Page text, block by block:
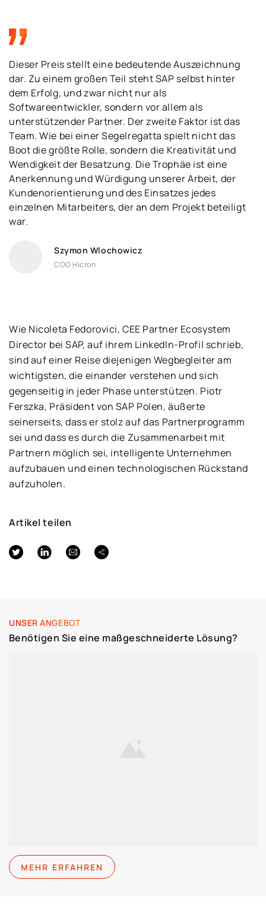
UNSER ANGEBOT
Benötigen Sie eine maßgeschneiderte Lösung?
MEHR ERFAHREN
Dieser Preis stellt eine bedeutende Auszeichnung
dar. Zu einem großen Teil steht SAP selbst hinter
dem Erfolg, und zwar nicht nur als
Softwareentwickler, sondern vor allem als
unterstützender Partner. Der zweite Faktor ist das
Team. Wie bei einer Segelregatta spielt nicht das
Boot die größte Rolle, sondern die Kreativität und
Wendigkeit der Besatzung. Die Trophäe ist eine
Anerkennung und Würdigung unserer Arbeit, der
Kundenorientierung und des Einsatzes jedes
einzelnen Mitarbeiters, der an dem Projekt beteiligt
war.
Szymon Wlochowicz
COO Hicron
Wie Nicoleta Fedorovici, CEE Partner Ecosystem
Director bei SAP, auf ihrem LinkedIn-Profil schrieb,
sind auf einer Reise diejenigen Wegbegleiter am
wichtigsten, die einander verstehen und sich
gegenseitig in jeder Phase unterstützen. Piotr
Ferszka, Präsident von SAP Polen, äußerte
seinerseits, dass er stolz auf das Partnerprogramm
sei und dass es durch die Zusammenarbeit mit
Partnern möglich sei, intelligente Unternehmen
aufzubauen und einen technologischen Rückstand
aufzuholen.
Artikel teilen